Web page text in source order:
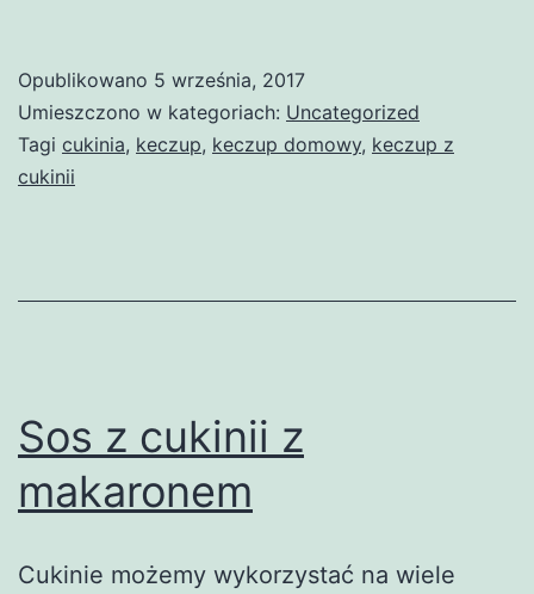
Opublikowano 5 września, 2017
Umieszczono w kategoriach: Uncategorized
Tagi cukinia, keczup, keczup domowy, keczup z
cukinii
Sos z cukinii z
makaronem
Cukinie możemy wykorzystać na wiele